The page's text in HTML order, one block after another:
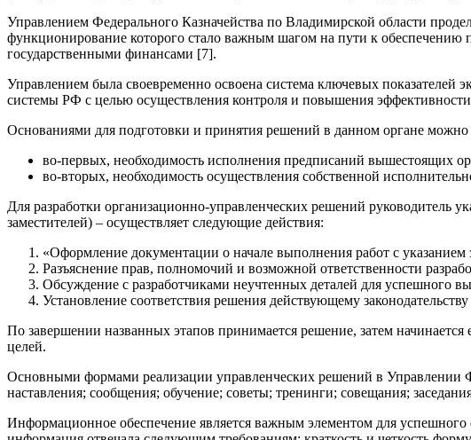
Управлением Федерального Казначейства по Владимирской области
функционирование которого стало важным шагом на пути к
государственными финансами [7].
Управлением была своевременно освоена система ключевых
системы РФ с целью осуществления контроля и повышения
Основаниями для подготовки и принятия решений в данном органе можно
во-первых, необходимость исполнения предписаний вышестоящих
во-вторых, необходимость осуществления собственной
Для разработки организационно-управленческих решений руководитель
заместителей) – осуществляет следующие действия:
«Оформление документации о начале выполнения работ с
Разъяснение прав, полномочий и возможной ответственности
Обсуждение с разработчиками неучтенных деталей для успешного
Установление соответствия решения действующему
По завершении названных этапов принимается решение, затем
целей.
Основными формами реализации управленческих решений в Управлении
наставления; сообщения; обучение; советы; тренинги; совещания;
Информационное обеспечение является важным элементом для